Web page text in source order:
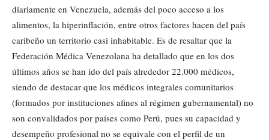
diariamente en Venezuela, además del poco acceso a los
alimentos, la hiperinflación, entre otros factores hacen del país
caribeño un territorio casi inhabitable. Es de resaltar que la
Federación Médica Venezolana ha detallado que en los dos
últimos años se han ido del país alrededor 22.000 médicos,
siendo de destacar que los médicos integrales comunitarios
(formados por instituciones afines al régimen gubernamental) no
son convalidados por países como Perú, pues su capacidad y
desempeño profesional no se equivale con el perfil de un